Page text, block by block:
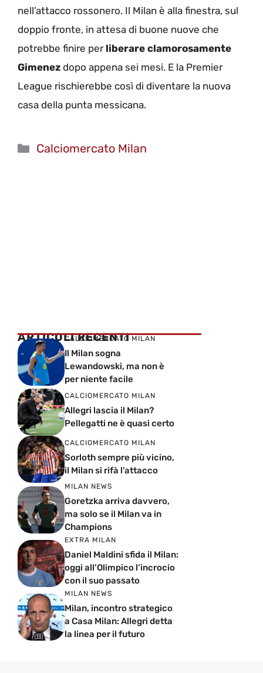
nell’attacco rossonero. Il Milan è alla finestra, sul
doppio fronte, in attesa di buone nuove che
potrebbe finire per liberare clamorosamente
Gimenez dopo appena sei mesi. E la Premier
League rischierebbe così di diventare la nuova
casa della punta messicana.
Categorie
Calciomercato Milan
ARTICOLI RECENTI
CALCIOMERCATO MILAN
Il Milan sogna
Lewandowski, ma non è
per niente facile
CALCIOMERCATO MILAN
Allegri lascia il Milan?
Pellegatti ne è quasi certo
CALCIOMERCATO MILAN
Sorloth sempre più vicino,
il Milan si rifà l’attacco
MILAN NEWS
Goretzka arriva davvero,
ma solo se il Milan va in
Champions
EXTRA MILAN
Daniel Maldini sfida il Milan:
oggi all’Olimpico l’incrocio
con il suo passato
MILAN NEWS
Milan, incontro strategico
a Casa Milan: Allegri detta
la linea per il futuro